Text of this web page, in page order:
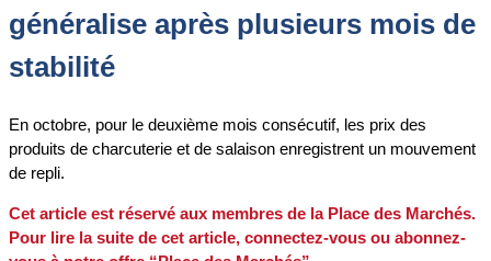
généralise après plusieurs mois de
stabilité
En octobre, pour le deuxième mois consécutif, les prix des
produits de charcuterie et de salaison enregistrent un mouvement
de repli.
Cet article est réservé aux membres de la Place des Marchés.
Pour lire la suite de cet article, connectez-vous ou abonnez-